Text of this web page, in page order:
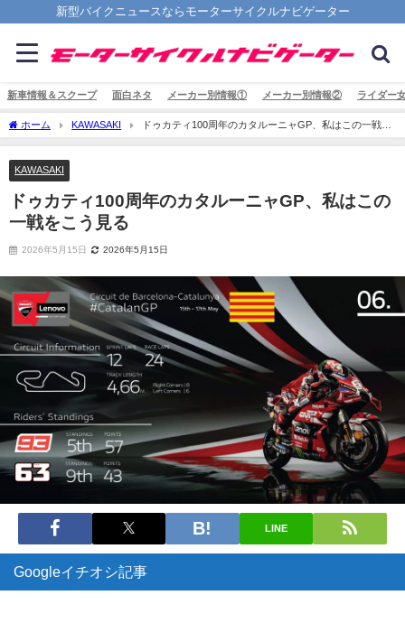
新型バイクニュースならモーターサイクルナビゲーター
新車情報＆スクープ 面白ネタ メーカー別情報① メーカー別情報② ライダー
ホーム KAWASAKI
ドゥカティ100周年のカタルーニャGP、私はこの一戦を
こう見る
KAWASAKI
ドゥカティ100周年のカタルーニャGP、私はこの
一戦をこう見る
2026年5月15日 2026年5月15日
LINE
Googleイチオシ記事